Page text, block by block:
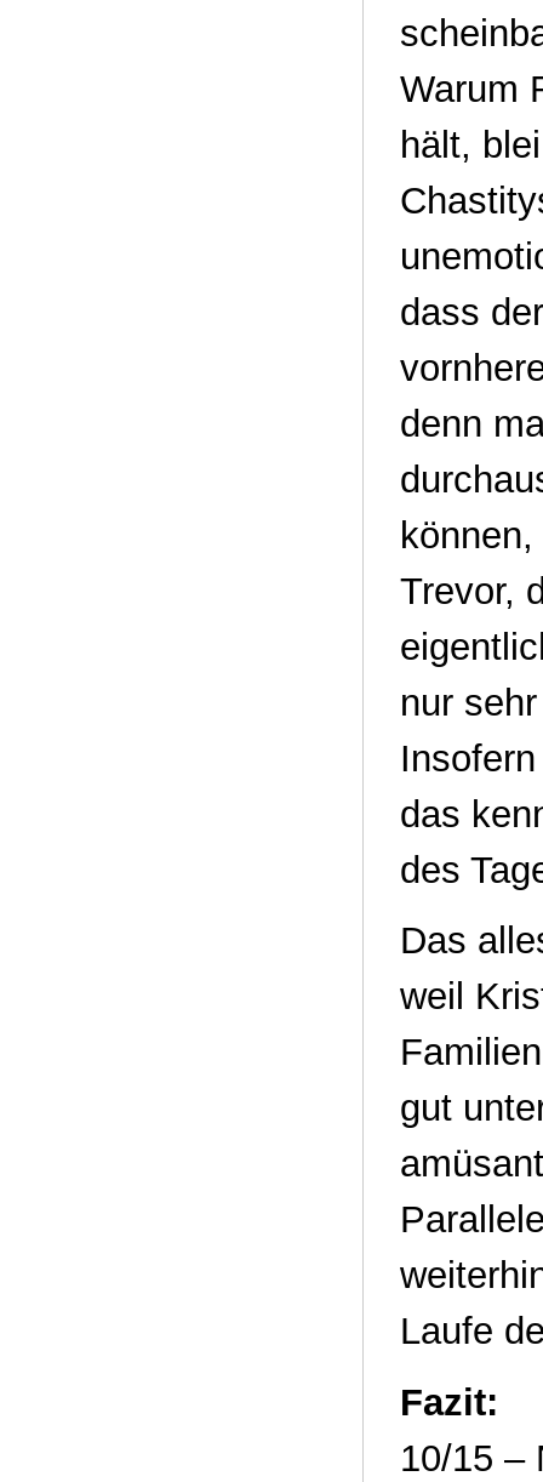
Warum
hält,
dass
denn
Trevor,
nur
das
des
Das
weil
gut
Laufe
Fazit:
10/15 –